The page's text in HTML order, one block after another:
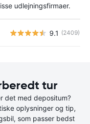
udlejningsfirmaer.
9.1 (2409)
tur
det med depositum?
oplysninger og tip,
som passer bedst